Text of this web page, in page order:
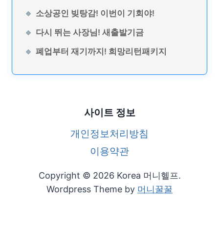
소상공인 빚탕감! 이번이 기회야!
다시 뛰는 사장님! 새출발기금
폐업부터 재기까지! 희망리턴패키지
사이트 정보
개인정보처리방침
이용약관
Copyright © 2026 Korea 머니헬프.
Wordpress Theme by 머니꿀꿀